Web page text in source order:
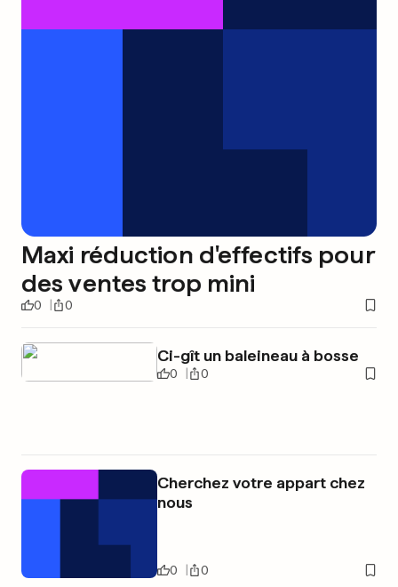
Maxi réduction d'effectifs pour
des ventes trop mini
0 0
Ci-gît un baleineau à bosse
0 0
Cherchez votre appart chez
nous
0 0